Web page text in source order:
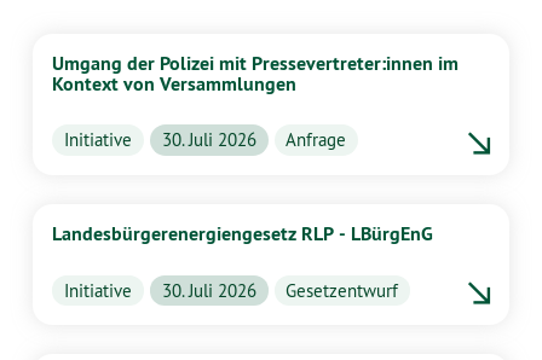
Umgang der Polizei mit Pressevertreter:innen im
Kontext von Versammlungen
Initiative 30. Juli 2026 Anfrage
Landesbürgerenergiengesetz RLP - LBürgEnG
Initiative 30. Juli 2026 Gesetzentwurf